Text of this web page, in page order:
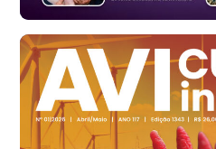
Santa Maria do Jetibá (ES)
R$ 139,62
cx
Ovo Branco - Regional
Recife (PE)